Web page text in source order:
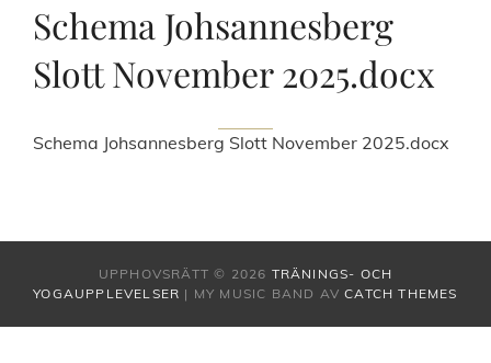
Schema Johsannesberg
Slott November 2025.docx
Schema Johsannesberg Slott November 2025.docx
UPPHOVSRÄTT © 2026 TRÄNINGS- OCH
YOGAUPPLEVELSER | MY MUSIC BAND AVCATCH THEMES